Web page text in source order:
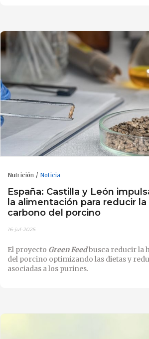
Nutrición Noticia
España: Castilla y León
la alimentación para reducir
carbono del porcino
16-jul-2025
El proyecto Green Feedbusca reducir la
del porcino optimizando las dietas y
asociadas a los purines.